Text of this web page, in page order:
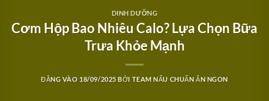
DINH DƯỠNG
Cơm Hộp Bao Nhiêu Calo? Lựa Chọn Bữa
Trưa Khỏe Mạnh
ĐĂNG VÀO 18/09/2025 BỞI TEAM NẤU CHUẨN ĂN NGON